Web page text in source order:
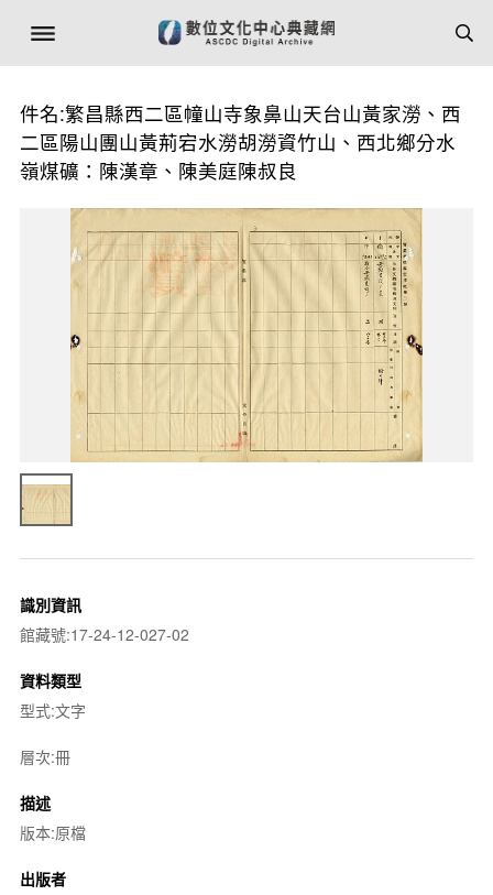
件名:繁昌縣西二區幢山寺象鼻山天台山黃家澇、西
二區陽山團山黃荊宕水澇胡澇資竹山、西北鄉分水
嶺煤礦：陳漢章、陳美庭陳叔良
識別資訊
館藏號:17-24-12-027-02
資料類型
型式:文字
層次:冊
描述
版本:原檔
出版者